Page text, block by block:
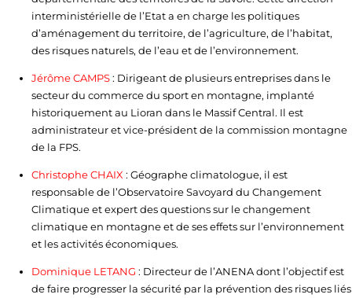
interministérielle de l’Etat a en charge les politiques
d’aménagement du territoire, de l’agriculture, de l’habitat,
des risques naturels, de l’eau et de l’environnement.
Jérôme CAMPS: Dirigeant de plusieurs entreprises dans le
secteur du commerce du sport en montagne, implanté
historiquement au Lioran dans le Massif Central. Il est
administrateur et vice-président de la commission montagne
de la FPS.
Christophe CHAIX : Géographe climatologue, il est
responsable de l’Observatoire Savoyard du Changement
Climatique et expert des questions sur le changement
climatique en montagne et de ses effets sur l’environnement
et les activités économiques.
Dominique LETANG : Directeur de l’ANENA dont l’objectif est
de faire progresser la sécurité par la prévention des risques liés